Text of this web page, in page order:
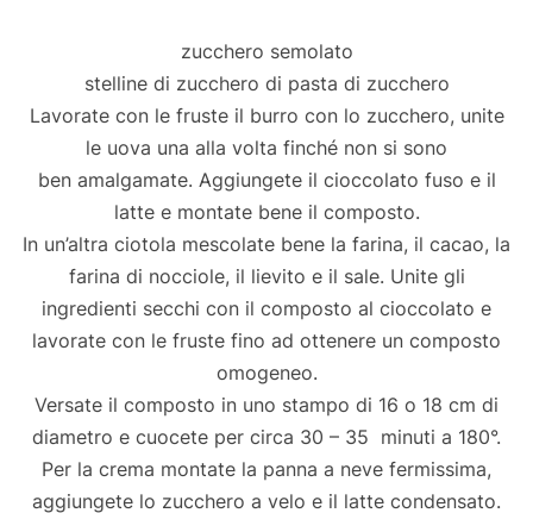
zucchero semolato
stelline di zucchero di pasta di zucchero
Lavorate con le fruste il burro con lo zucchero, unite
le uova una alla volta finché non si sono
ben amalgamate. Aggiungete il cioccolato fuso e il
latte e montate bene il composto.
In un’altra ciotola mescolate bene la farina, il cacao, la
farina di nocciole, il lievito e il sale. Unite gli
ingredienti secchi con il composto al cioccolato e
lavorate con le fruste fino ad ottenere un composto
omogeneo.
Versate il composto in uno stampo di 16 o 18 cm di
diametro e cuocete per circa 30 – 35 minuti a 180°.
Per la crema montate la panna a neve fermissima,
aggiungete lo zucchero a velo e il latte condensato.